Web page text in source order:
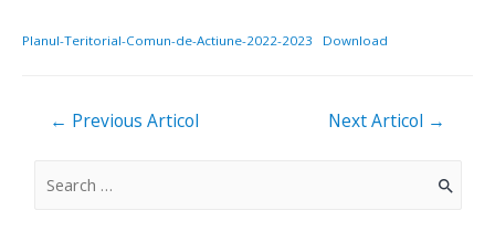
Planul-Teritorial-Comun-de-Actiune-2022-2023 Download
Navigare
← Previous Articol Next Articol →
S